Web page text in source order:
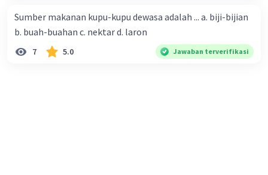
Sumber makanan kupu-kupu dewasa adalah ... a. biji-bijian
b. buah-buahan c. nektar d. laron
7 5.0 Jawaban terverifikasi